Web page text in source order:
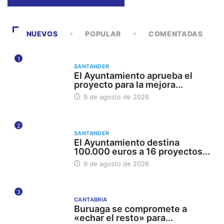
NUEVOS POPULAR COMENTADAS
1
SANTANDER
El Ayuntamiento aprueba el
proyecto para la mejora...
9 de agosto de 2026
2
SANTANDER
El Ayuntamiento destina
100.000 euros a 16 proyectos...
9 de agosto de 2026
3
CANTABRIA
Buruaga se compromete a
«echar el resto» para...